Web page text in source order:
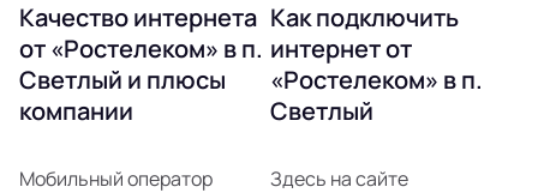
Качество интернета
от «Ростелеком» в п.
Светлый и плюсы
компании
Мобильный оператор
Как подключить
интернет от
«Ростелеком» в п.
Светлый
Здесь на сайте